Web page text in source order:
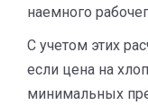
наемного
С учетом этих
если цена на
минимальных